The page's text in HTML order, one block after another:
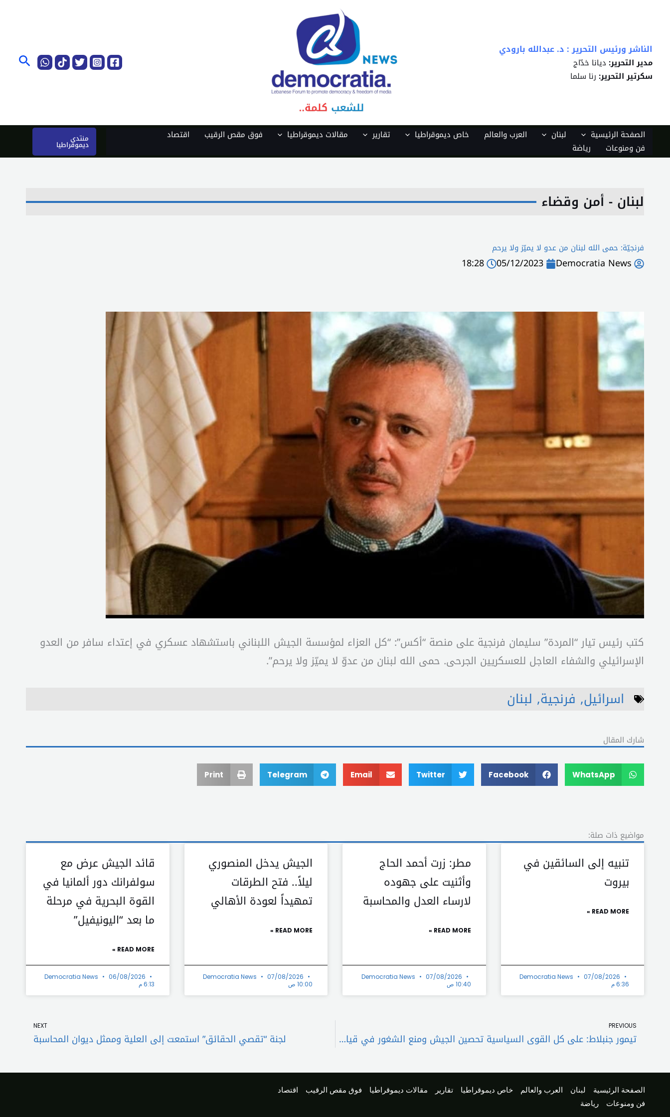
الناشر ورئيس التحرير : د. عبدالله بارودي
مدير التحرير: ديانا خدّاج
سكرتير التحرير: رنا سلما
الصفحة الرئيسية لبنان العرب والعالم خاص ديموقراطيا تقارير مقالات ديموقراطيا فوق مقص الرقيب
اقتصاد
فن ومنوعات
رياضة
منتدى
ديموقراطيا
لبنان - أمن وقضاء
فرنجيّة: حمى الله لبنان من عدو لا يميّز ولا يرحم
Democratia News
05/12/2023
18:28
كتب رئيس تيار “المردة” سليمان فرنجية على منصة “أكس”: “كل العزاء لمؤسسة الجيش اللبناني باستشهاد عسكري في إعتداء سافر من العدو
الإسرائيلي والشفاء العاجل للعسكريين الجرحى. حمى الله لبنان من عدوّ لا يميّز ولا يرحم”.
اسرائيل, فرنجية, لبنان
شارك المقال
WhatsApp
Facebook
Twitter
Email
Telegram
Print
مواضيع ذات صلة:
تنبيه إلى السائقين في
بيروت
READ MORE »
Democratia News
07/08/2026
6:36 م
مطر: زرت أحمد الحاج
وأثنيت على جهوده
لارساء العدل والمحاسبة
READ MORE »
Democratia News
07/08/2026
10:40 ص
الجيش يدخل المنصوري
ليلاً.. فتح الطرقات
تمهيداً لعودة الأهالي
READ MORE »
Democratia News
07/08/2026
10:00 ص
قائد الجيش عرض مع
سولفرانك دور ألمانيا في
القوة البحرية في مرحلة
ما بعد “اليونيفيل”
READ MORE »
Democratia News
06/08/2026
6:13 م
PREVIOUS
تيمور جنبلاط: على كل القوى السياسية تحصين الجيش ومنع الشغور في قيادته
NEXT
لجنة “تقصي الحقائق” استمعت إلى العلية وممثل ديوان المحاسبة
الصفحة الرئيسية لبنان العرب والعالم خاص ديموقراطيا تقارير مقالات ديموقراطيا فوق مقص الرقيب
اقتصاد
فن ومنوعات
رياضة